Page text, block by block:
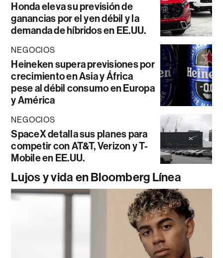
Honda eleva su previsión de
ganancias por el yen débil y la
demanda de híbridos en EE.UU.
NEGOCIOS
Heineken supera previsiones por
crecimiento en Asia y África
pese al débil consumo en Europa
y América
NEGOCIOS
SpaceX detalla sus planes para
competir con AT&T, Verizon y T-
Mobile en EE.UU.
Lujos y vida en Bloomberg Línea